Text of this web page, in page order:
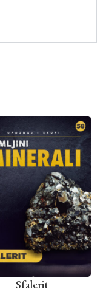
Sfalerit